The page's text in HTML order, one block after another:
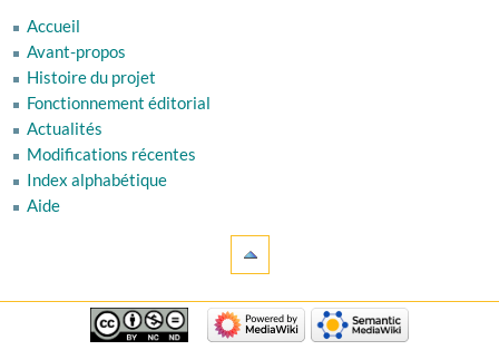
Accueil
Avant-propos
Histoire du projet
Fonctionnement éditorial
Actualités
Modifications récentes
Index alphabétique
Aide